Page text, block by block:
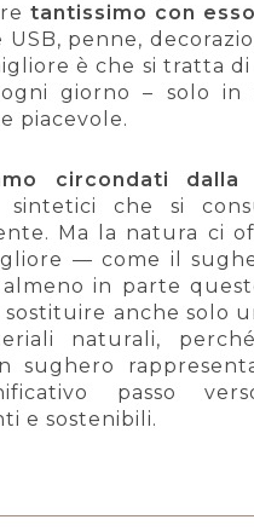
tantissimo con esso
penne,
è che si tratta
giorno – solo in
piacevole.
circondati dalla
sintetici che si
Ma la natura ci
— come il
in parte
sostituire anche solo
naturali,
sughero
passo
e sostenibili.